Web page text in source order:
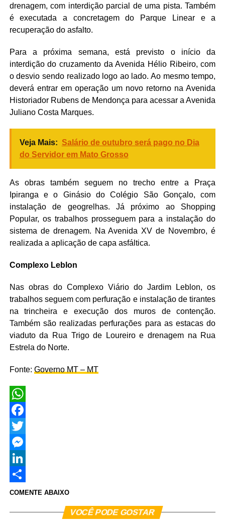
drenagem, com interdição parcial de uma pista. Também
é executada a concretagem do Parque Linear e a
recuperação do asfalto.
Para a próxima semana, está previsto o início da
interdição do cruzamento da Avenida Hélio Ribeiro, com
o desvio sendo realizado logo ao lado. Ao mesmo tempo,
deverá entrar em operação um novo retorno na Avenida
Historiador Rubens de Mendonça para acessar a Avenida
Juliano Costa Marques.
Veja Mais: Salário de outubro será pago no Dia
do Servidor em Mato Grosso
As obras também seguem no trecho entre a Praça
Ipiranga e o Ginásio do Colégio São Gonçalo, com
instalação de geogrelhas. Já próximo ao Shopping
Popular, os trabalhos prosseguem para a instalação do
sistema de drenagem. Na Avenida XV de Novembro, é
realizada a aplicação de capa asfáltica.
Complexo Leblon
Nas obras do Complexo Viário do Jardim Leblon, os
trabalhos seguem com perfuração e instalação de tirantes
na trincheira e execução dos muros de contenção.
Também são realizadas perfurações para as estacas do
viaduto da Rua Trigo de Loureiro e drenagem na Rua
Estrela do Norte.
Fonte: Governo MT – MT
WhatsApp
Facebook
Twitter
Messenger
LinkedIn
Share
COMENTE ABAIXO
VOCÊ PODE GOSTAR